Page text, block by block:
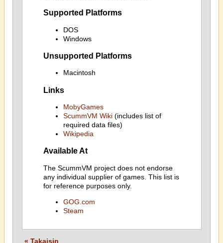
Supported Platforms
DOS
Windows
Unsupported Platforms
Macintosh
Links
MobyGames
ScummVM Wiki(includes list of
required data files)
Wikipedia
Available At
The ScummVM project does not endorse
any individual supplier of games. This list is
for reference purposes only.
GOG.com
Steam
« Takaisin